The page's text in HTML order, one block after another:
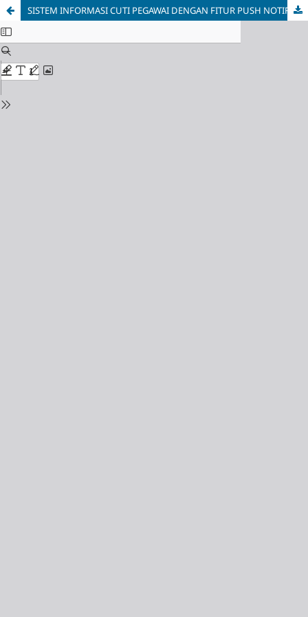
SISTEM INFORMASI CUTI PEGAWAI DENGAN FITUR PUSH NOTIFIKASI UNTUK BADAN KEPEGAWAIAN DAERAH PROVINSI JAWA TENGAH